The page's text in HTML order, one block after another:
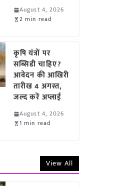
August 4, 2026
2 min read
कृषि यंत्रों पर
सब्सिडी चाहिए?
आवेदन की आखिरी
तारीख 4 अगस्त,
जल्द करें अप्लाई
August 4, 2026
1 min read
View All